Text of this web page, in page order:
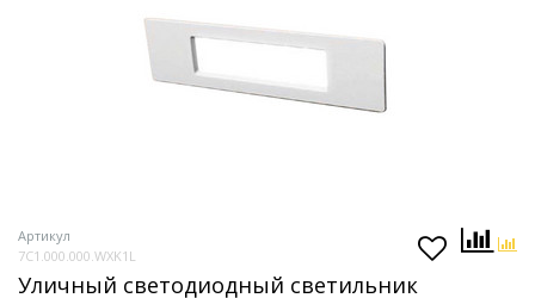
Артикул
7C1.000.000.WXK1L
Уличный светодиодный светильник